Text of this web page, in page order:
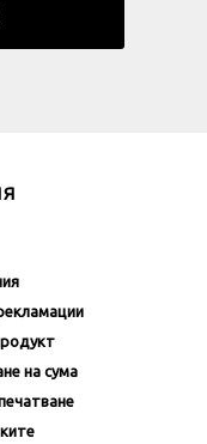
на сума